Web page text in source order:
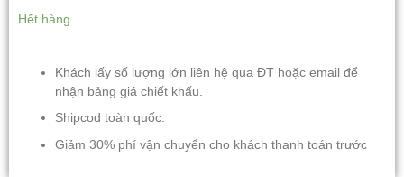
Hết hàng
Khách lấy số lượng lớn liên hệ qua ĐT hoặc email để
nhận bảng giá chiết khấu.
Shipcod toàn quốc.
Giảm 30% phí vận chuyển cho khách thanh toán trước